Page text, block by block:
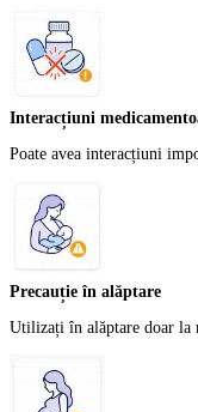
Interacțiuni
Poate avea interacțiuni
Precauție în alăptare
Utilizați în alăptare doar la